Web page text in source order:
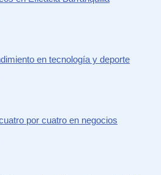
en tecnología y deporte
por cuatro en negocios